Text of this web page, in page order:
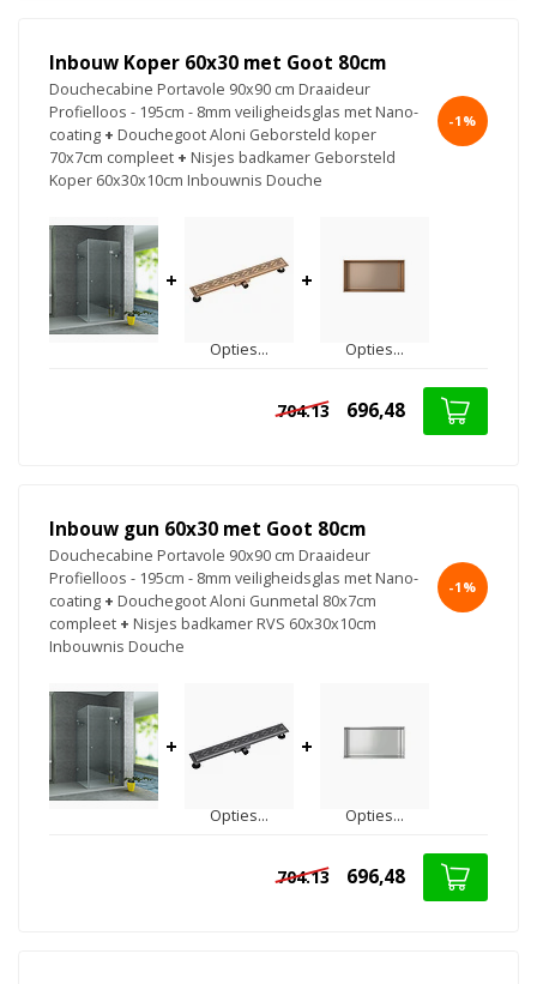
Inbouw Koper 60x30 met Goot 80cm
Douchecabine Portavole 90x90 cm Draaideur
Profielloos - 195cm - 8mm veiligheidsglas met Nano-
coating + Douchegoot Aloni Geborsteld koper
70x7cm compleet + Nisjes badkamer Geborsteld
Koper 60x30x10cm Inbouwnis Douche
-1%
+
Opties...
+
Opties...
704.13 696,48
Inbouw gun 60x30 met Goot 80cm
Douchecabine Portavole 90x90 cm Draaideur
Profielloos - 195cm - 8mm veiligheidsglas met Nano-
coating + Douchegoot Aloni Gunmetal 80x7cm
compleet + Nisjes badkamer RVS 60x30x10cm
Inbouwnis Douche
-1%
+
Opties...
+
Opties...
704.13 696,48